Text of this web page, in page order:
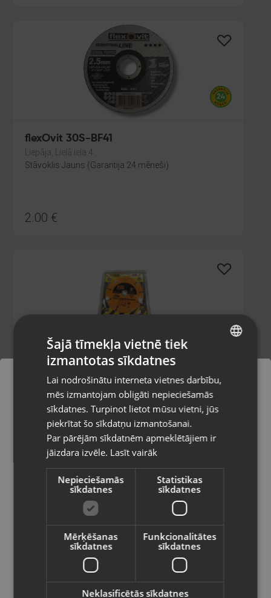
flexOvit 30S-BF41
Liepāja, Lielā iela 4
Stāvoklis Jauns (Garantija 24 mēneši)
2.00 €
Finbullet Black Storm 5"
Salaspils, Skolas iela 11
Stāvoklis Jauns (Garantija 24 mēneši)
11.00€
OSG V-POT M14x1.5 OH4 5P
Pasūtījumi tiks piegādāti uz
izvēlēto valsti
Vietnes saturs būs attēlots izvēlētajā
valodā
Valsts
Latviešu / Latvian
RUSSIAN
Šajā tīmekļa vietnē tiek
izmantotas sīkdatnes
Lai nodrošinātu interneta vietnes darbību,
mēs izmantojam obligāti nepieciešamās
sīkdatnes. Turpinot lietot mūsu vietni, jūs
piekrītat šo sīkdatņu izmantošanai.
Par pārējām sīkdatnēm apmeklētājiem ir
jāizdara izvēle. Lasīt vairāk
Nepieciešamās
sīkdatnes
Statistikas
sīkdatnes
Mērķēšanas
sīkdatnes
Funkcionalitātes
sīkdatnes
Neklasificētās sīkdatnes